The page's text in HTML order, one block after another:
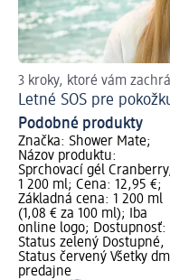
3 kroky, ktoré vám
Letné SOS pre
Podobné produkty
Značka: Shower Mate;
Názov produktu:
Sprchovací gél Cranberry,
1 200 ml; Cena: 12,95 €;
Základná cena: 1 200 ml
(1,08 € za 100 ml); Iba
online logo; Dostupnosť:
Status zelený Dostupné,
Status červený Všetky dm
predajne